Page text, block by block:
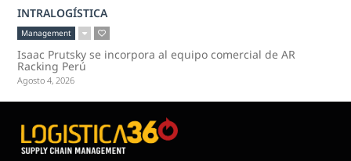
INTRALOGÍSTICA
Management
Isaac Prutsky se incorpora al equipo comercial de AR
Racking Perú
Agosto 4, 2026